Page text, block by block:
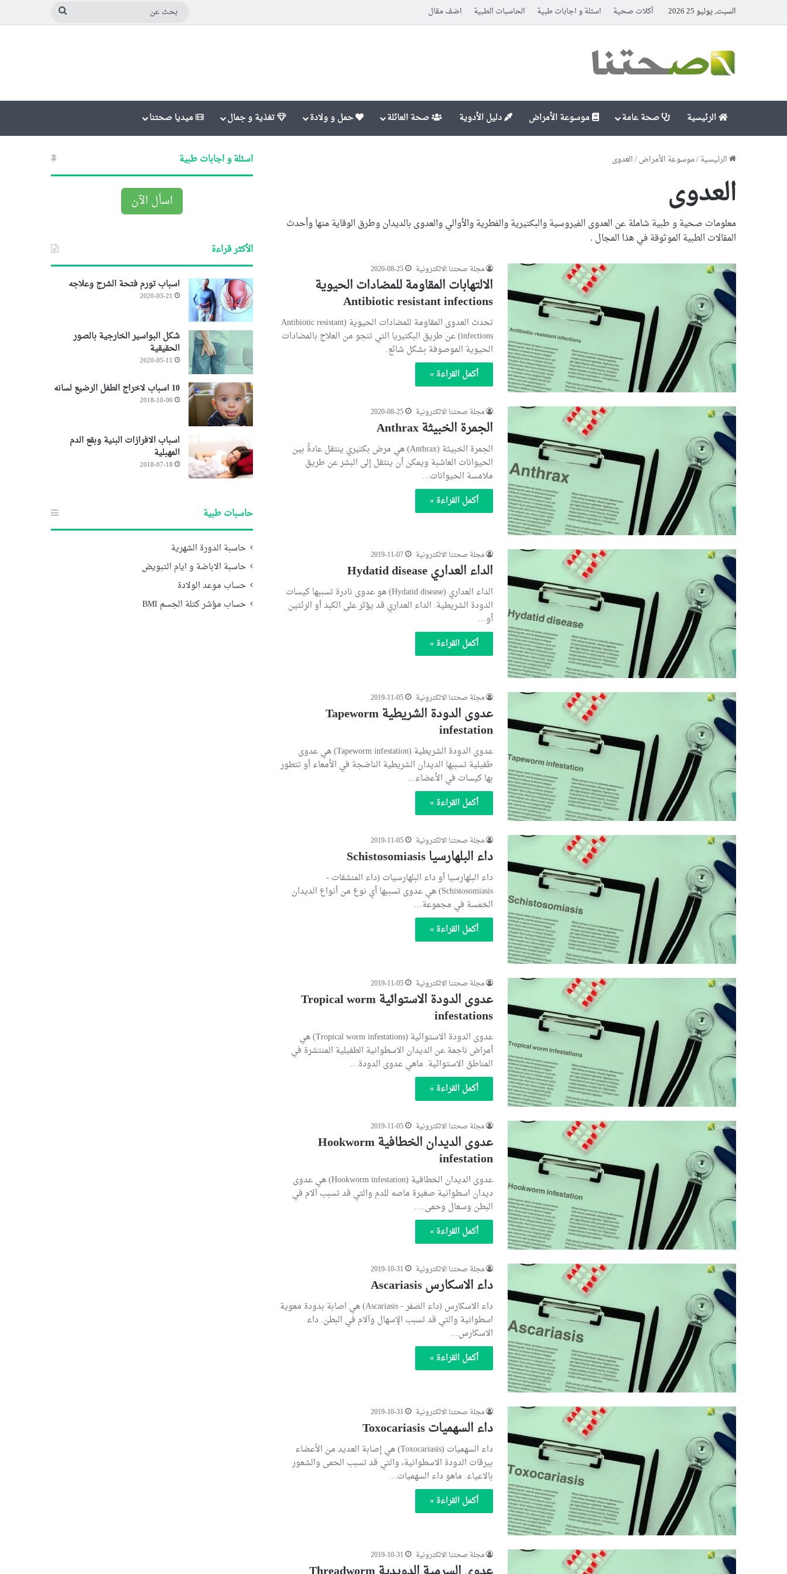
السبت, يوليو 25 2026 أكلات صحية اسئلة و اجابات طبية الحاسبات الطبية اضف مقال
الرئيسية صحة عامة موسوعة الأمراض دليل الأدوية صحة العائلة حمل و ولادة تغذية و جمال ميديا صحتنا
الرئيسية/موسوعة الأمراض/العدوى
العدوى
معلومات صحية و طبية شاملة عن العدوى الفيروسية والبكتيرية والفطرية والأوالي والعدوى بالديدان وطرق الوقاية منها وأحدث
المقالات الطبية الموثوقة في هذا المجال .
مجلة صحتنا الالكترونية 2020-08-25
الالتهابات المقاومة للمضادات الحيوية
Antibiotic resistant infections
تحدث العدوى المقاومة للمضادات الحيوية (Antibiotic resistant
infections) عن طريق البكتيريا التي تنجو من العلاج بالمضادات
الحيوية الموصوفة بشكل شائع.
أكمل القراءة »
مجلة صحتنا الالكترونية 2020-08-25
الجمرة الخبيثة Anthrax
الجمرة الخبيثة (Anthrax) هي مرض بكتيري ينتقل عادةً بين
الحيوانات العاشبة ويمكن أن ينتقل إلى البشر عن طريق
ملامسة الحيوانات…
أكمل القراءة »
مجلة صحتنا الالكترونية 2019-11-07
الداء العداري Hydatid disease
الداء العداري (Hydatid disease) هو عدوى نادرة تسببها كيسات
الدودة الشريطية. الداء العداري قد يؤثر على الكبد أو الرئتين
أو…
أكمل القراءة »
مجلة صحتنا الالكترونية 2019-11-05
عدوى الدودة الشريطية Tapeworm
infestation
عدوى الدودة الشريطية (Tapeworm infestation) هي عدوى
طفيلية تسببها الديدان الشريطية الناضجة في الأمعاء أو تتطور
بها كيسات في الأعضاء…
أكمل القراءة »
مجلة صحتنا الالكترونية 2019-11-05
داء البلهارسيا Schistosomiasis
داء البلهارسيا أو داء البلهارسيات (داء المنشقات -
Schistosomiasis) هي عدوى تسببها أي نوع من أنواع الديدان
الخمسة في مجموعة…
أكمل القراءة »
مجلة صحتنا الالكترونية 2019-11-05
عدوى الدودة الاستوائية Tropical worm
infestations
عدوى الدودة الاستوائية (Tropical worm infestations) هي
أمراض ناجمة عن الديدان الاسطوانية الطفيلية المنتشرة في
المناطق الاستوائية. ماهي عدوى الدودة…
أكمل القراءة »
مجلة صحتنا الالكترونية 2019-11-05
عدوى الديدان الخطافية Hookworm
infestation
عدوى الديدان الخطافية (Hookworm infestation) هي عدوى
ديدان اسطوانية صغيرة ماصه للدم والتي قد تسبب آلام في
البطن وسعال وحمى.…
أكمل القراءة »
مجلة صحتنا الالكترونية 2019-10-31
داء الاسكارس Ascariasis
داء الاسكارس (داء الصفر - Ascariasis) هي اصابة بدودة معوية
اسطوانية والتي قد تسبب الإسهال وآلام في البطن. داء
الاسكارس…
أكمل القراءة »
مجلة صحتنا الالكترونية 2019-10-31
داء السهميات Toxocariasis
داء السهميات (Toxocariasis) هي إصابة العديد من الأعضاء
بيرقات الدودة الاسطوانية، والتي قد تسبب الحمى والشعور
بالاعياء. ماهو داء السهميات…
أكمل القراءة »
مجلة صحتنا الالكترونية 2019-10-31
اسئلة و اجابات طبية
اسأل الآن
الأكثر قراءة
اسباب تورم فتحة الشرج وعلاجه
2020-03-21
شكل البواسير الخارجية بالصور
الحقيقية
2020-05-11
10 اسباب لاخراج الطفل الرضيع لسانه
2018-10-06
اسباب الافرازات البنية وبقع الدم
المهبلية
2018-07-18
حاسبات طبية
حاسبة الدورة الشهرية
حاسبة الاباضة و ايام التبويض
حساب موعد الولادة
حساب مؤشر كتلة الجسم BMI